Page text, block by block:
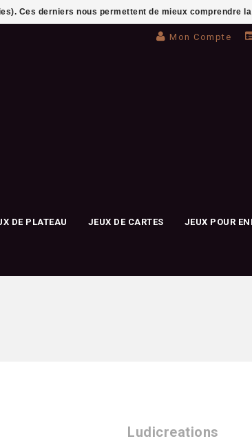
Mon Compte
DE PLATEAU JEUX DE CARTES JEUX POUR
Ludicreations
Ces derniers nous permettent de mieux